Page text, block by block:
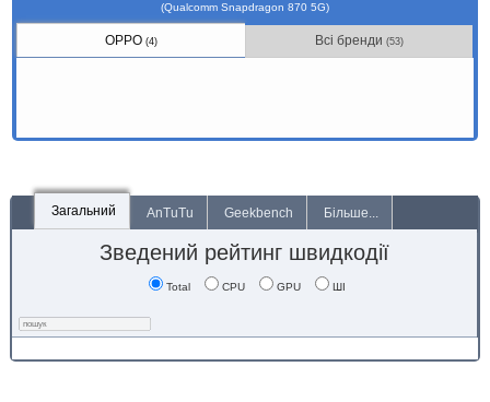
(Qualcomm Snapdragon 870 5G)
OPPO(4) Всі бренди(53)
Загальний AnTuTu Geekbench Більше...
Зведений рейтинг швидкодії
Total CPU GPU ШІ